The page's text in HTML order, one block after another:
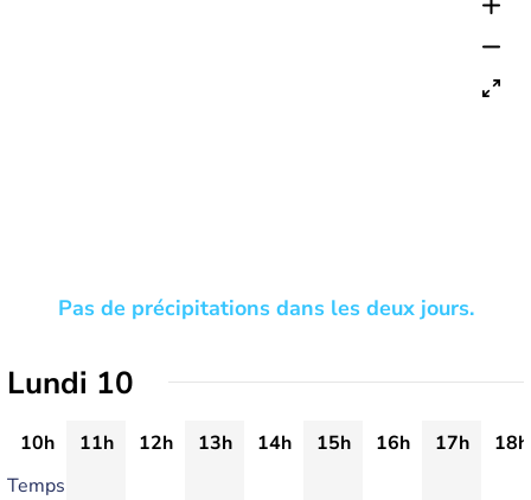
Pas de précipitations dans les deux jours.
Lundi 10
10h 11h 12h 13h 14h 15h 16h 17h
18h
Temps